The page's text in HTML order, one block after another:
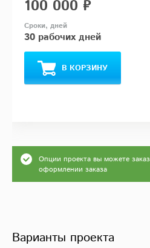
100 000 ₽
30 рабочих дней
В КОРЗИНУ
Опции проекта вы можете
оформлении заказа
Варианты проекта